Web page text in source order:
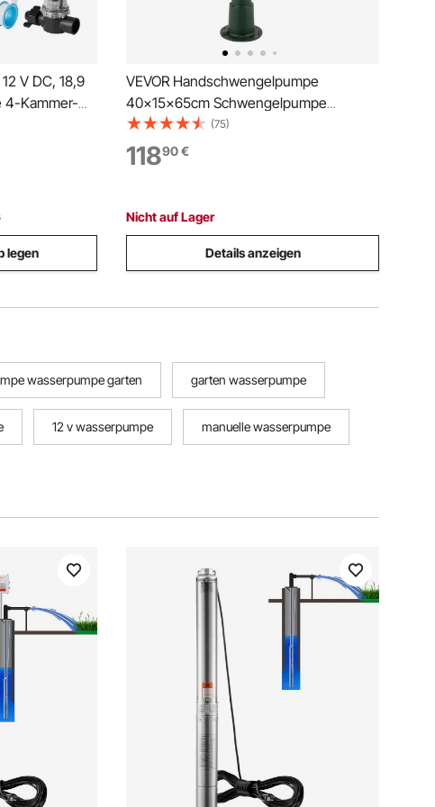
V DC, 18,9
4-Kammer-
4,8 bar
legen
VEVOR Handschwengelpumpe
40x15x65cm Schwengelpumpe
Gusseisen Manuell Wasserpumpe
Garten Grün Handwasserpumpe inkl.
Pumpenständer 24x67cm
Familienteiche Höfe Gärten
(75)
11890€
Nicht auf Lager
Details anzeigen
wasserpumpe garten garten wasserpumpe
12 v wasserpumpe manuelle wasserpumpe